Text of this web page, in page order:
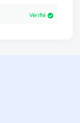
Vérifié